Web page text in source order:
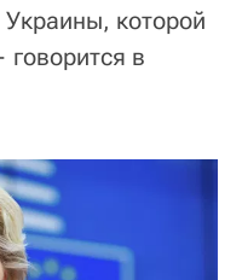
которой
в